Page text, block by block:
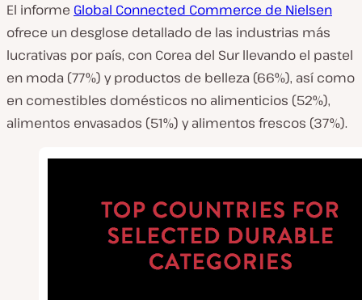
El informe Global Connected Commerce de Nielsen
ofrece un desglose detallado de las industrias más
lucrativas por país, con Corea del Sur llevando el pastel
en moda (77%) y productos de belleza (66%), así como
en comestibles domésticos no alimenticios (52%),
alimentos envasados (51%) y alimentos frescos (37%).